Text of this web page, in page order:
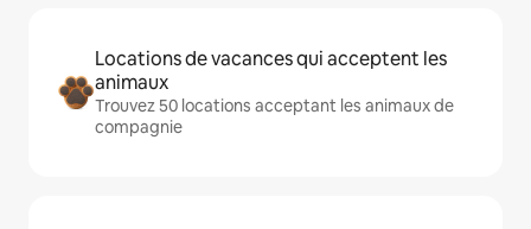
Locations de vacances qui acceptent les
animaux
Trouvez 50 locations acceptant les animaux de
compagnie